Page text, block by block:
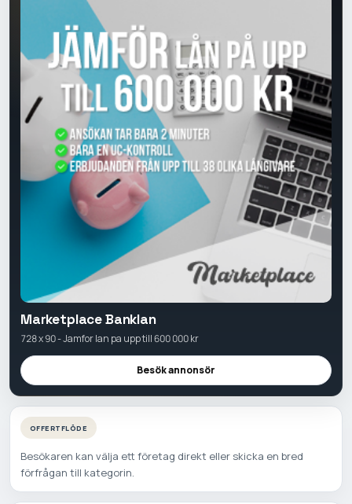
Marketplace Banklan
728 x 90 - Jamfor lan pa upp till 600 000 kr
Besök annonsör
OFFERTFLÖDE
Besökaren kan välja ett företag direkt eller skicka en bred
förfrågan till kategorin.